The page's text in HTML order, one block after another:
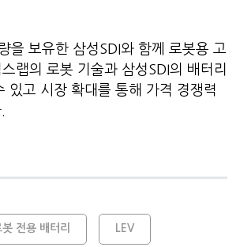
을 보유한 삼성SDI와 함께 로봇용 고
랩의 로봇 기술과 삼성SDI의 배터리
있고 시장 확대를 통해 가격 경쟁력
봇 전용 배터리 LEV